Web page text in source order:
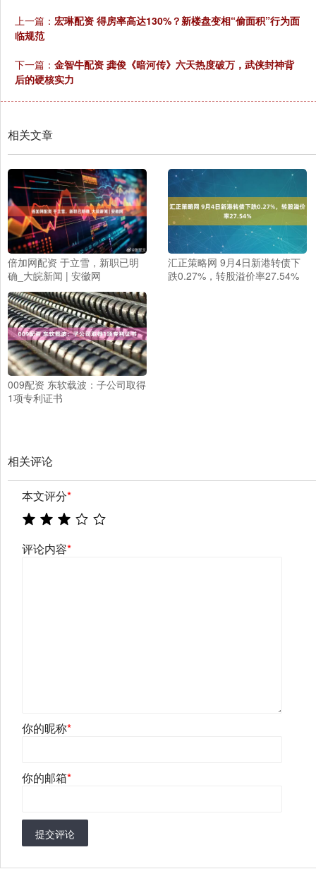
上一篇： 宏琳配资 得房率高达130%？新楼盘变相“偷面积”行为面
临规范
下一篇： 金智牛配资 龚俊《暗河传》六天热度破万，武侠封神背
后的硬核实力
相关文章
倍加网配资 于立雪，新职已明
确_大皖新闻 | 安徽网
汇正策略网 9月4日新港转债下
跌0.27%，转股溢价率27.54%
009配资 东软载波：子公司取得
1项专利证书
相关评论
本文评分*
评论内容*
你的昵称*
你的邮箱*
提交评论